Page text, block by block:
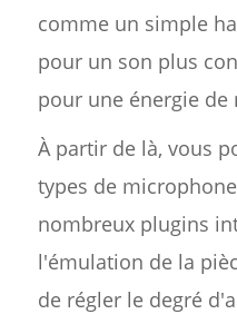
comme un simple
pour un son plus
pour une énergie de
À partir de là, vous
types de
nombreux plugins
l'émulation de la
de régler le degré